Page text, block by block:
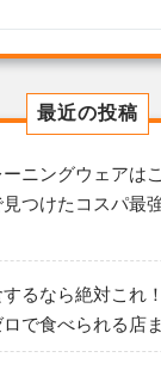
最近の投稿
ニングウェアは
つけたコスパ最
るなら絶対これ
で食べられる店